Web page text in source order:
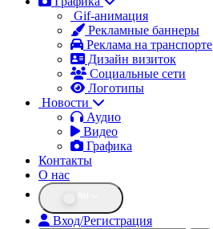
Gif-анимация
Рекламные баннеры
Реклама на транспорте
Дизайн визиток
Социальные сети
Логотипы
Новости
Аудио
Видео
Графика
Контакты
О нас
Вход/Регистрация